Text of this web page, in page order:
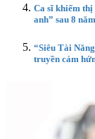
Ca sĩ khiếm
anh” sau 8
“Siêu Tài
truyền cảm